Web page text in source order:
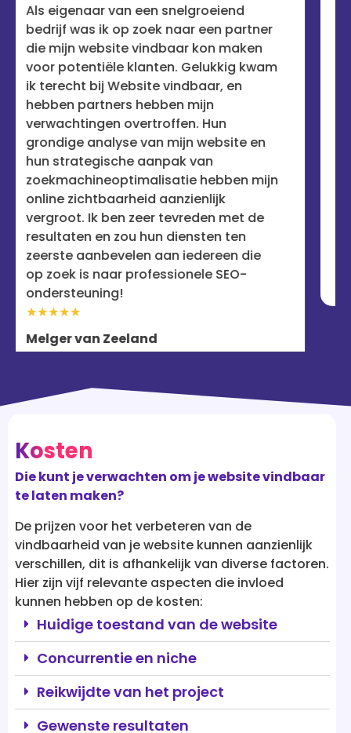
een partner
kon maken
Gelukkig kwam
en
mijn
Hun
website en
van
hebben mijn
met de
ten
iedereen die
SEO-
Na talloze teleurstellingen
bedrijven die beweerden
vindbaar te maken, was ik
sceptisch. Maar Website
heeft mijn vertrouwen
aanpak is holistisch en
resultaatgericht. Mijn site
waar ik altijd wilde dat het
voor de ogen van
ben erg onder de indruk en
service aan iedereen
serieus is over online
★★★★★
Rebecca
Kosten
Die kunt je verwachten om je website vindbaar
te laten maken?
De prijzen voor het verbeteren van de
verschillen, dit is afhankelijk van diverse factoren.
Hier zijn vijf relevante aspecten die invloed
kunnen hebben op de kosten:
Huidige toestand van de website
Concurrentie en niche
Reikwijdte van het project
Gewenste resultaten
SEO-aanpak